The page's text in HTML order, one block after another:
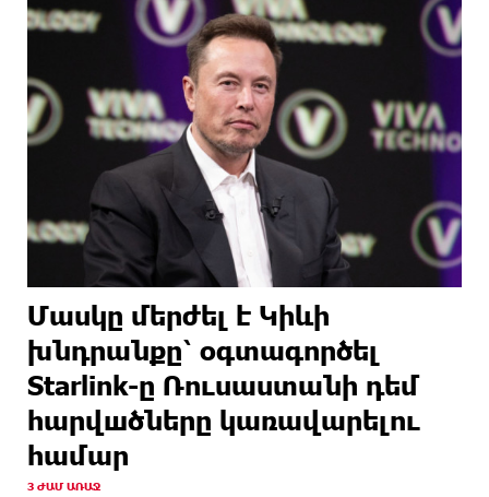
Մասկը մերժել է Կիևի
խնդրանքը՝ օգտագործել
Starlink-ը Ռուսաստանի դեմ
հարվшծները կառավարելու
համար
3 ԺԱՄ ԱՌԱՋ